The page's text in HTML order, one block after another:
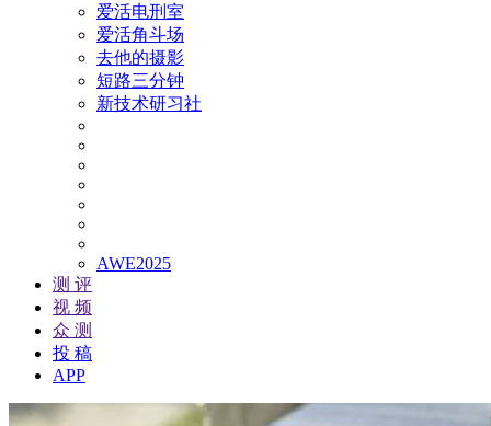
爱活电刑室
爱活角斗场
去他的摄影
短路三分钟
新技术研习社
AWE2025
测 评
视 频
众 测
投 稿
APP